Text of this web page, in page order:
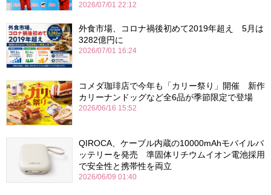
2026/07/01 22:12
外食市場、コロナ禍後初めて2019年超え 5月は
3282億円に
2026/07/01 16:24
コメダ珈琲店で今年も「カリー祭り」開催 新作
カリーナンドッグなど全6品が季節限定で登場
2026/06/16 15:52
QIROCA、ケーブル内蔵の10000mAhモバイルバ
ッテリーを発売 準固体リチウムイオン電池採用
で安全性と携帯性を両立
2026/06/09 01:40